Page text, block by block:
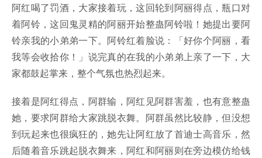
阿红喝了罚酒，大家接着玩，这回轮到阿丽得点，瓶口对
着阿铃，这回鬼灵精的阿丽开始整蛊阿铃啦！她提出要阿
铃亲我的小弟弟一下。阿铃红着脸说：「好你个阿丽，看
我等会收拾你！」说完真的在我的小弟弟上亲了一下，大
家都鼓起掌来，整个气氛也热烈起来。
接着是阿红得点，阿群输，阿红见阿群害羞，也有意整蛊
她，要求阿群给大家跳脱衣舞。阿群虽然比较静，但没想
到玩起来也很疯狂的，她先让阿红放了首迪士高音乐，然
后随着音乐跳起脱衣舞来，阿红和阿丽则在旁边模仿给钱